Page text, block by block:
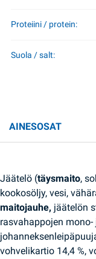
Proteiini / protein:
Suola / salt:
AINESOSAT
Jäätelö (täysmaito,
kookosöljy, vesi,
maitojauhe, jäätelön
rasvahappojen
vohvelikartio 14,4 %,